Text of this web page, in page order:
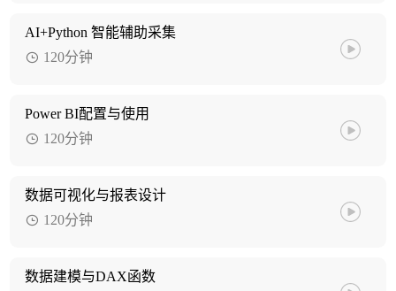
AI+Python 智能辅助采集
120分钟
Power BI配置与使用
120分钟
数据可视化与报表设计
120分钟
数据建模与DAX函数